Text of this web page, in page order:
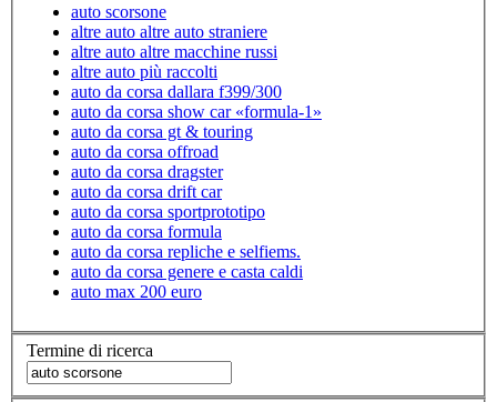
auto scorsone
altre auto altre auto straniere
altre auto altre macchine russi
altre auto più raccolti
auto da corsa dallara f399/300
auto da corsa show car «formula-1»
auto da corsa gt & touring
auto da corsa offroad
auto da corsa dragster
auto da corsa drift car
auto da corsa sportprototipo
auto da corsa formula
auto da corsa repliche e selfiems.
auto da corsa genere e casta caldi
auto max 200 euro
Termine di ricerca